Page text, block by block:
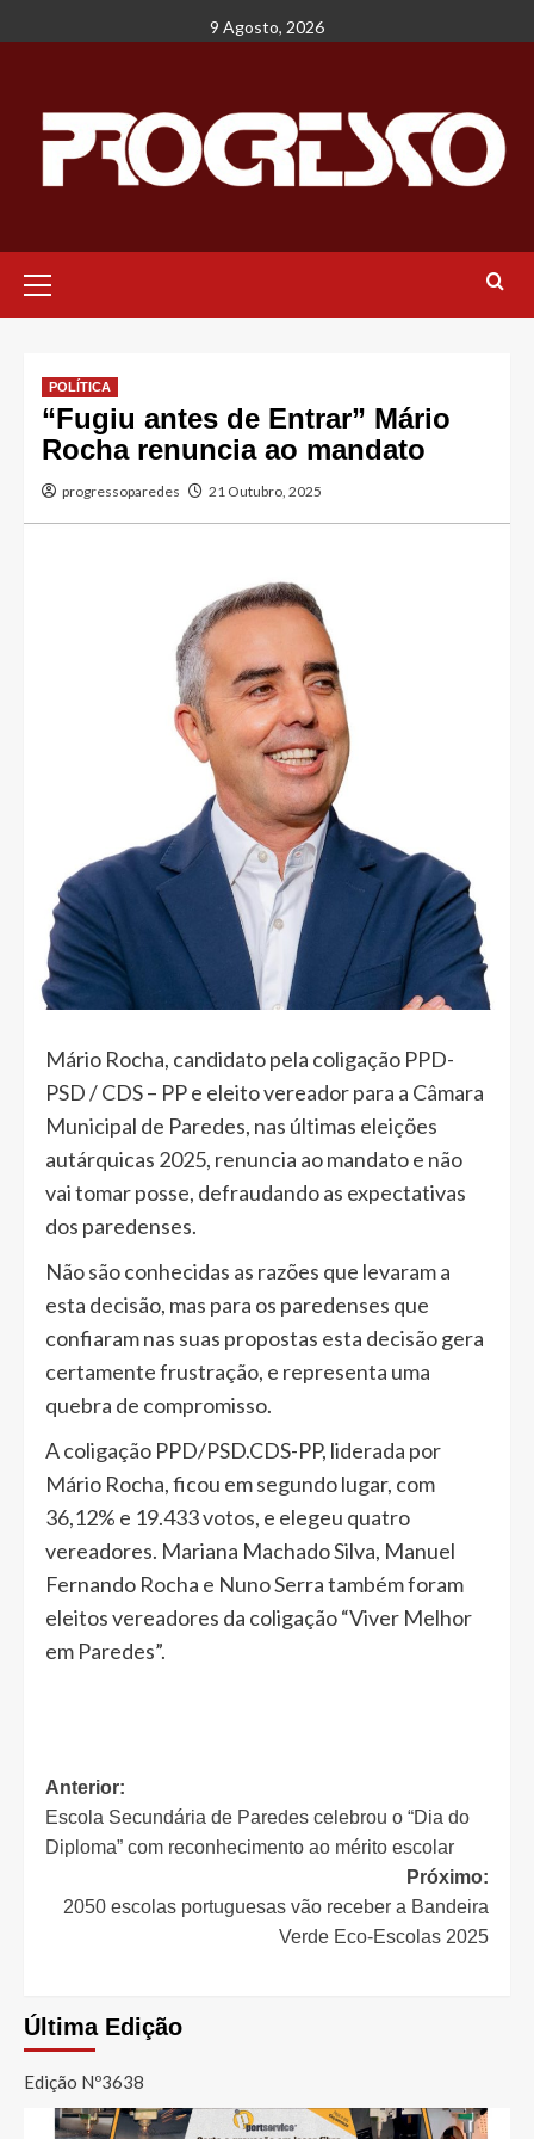
para
9 Agosto, 2026
principal
POLÍTICA
“Fugiu antes de Entrar” Mário
Rocha renuncia ao mandato
progressoparedes 21 Outubro, 2025
Mário Rocha, candidato pela coligação PPD-
PSD / CDS – PP e eleito vereador para a Câmara
Municipal de Paredes, nas últimas eleições
autárquicas 2025, renuncia ao mandato e não
vai tomar posse, defraudando as expectativas
dos paredenses.
Não são conhecidas as razões que levaram a
esta decisão, mas para os paredenses que
confiaram nas suas propostas esta decisão gera
certamente frustração, e representa uma
quebra de compromisso.
A coligação PPD/PSD.CDS-PP, liderada por
Mário Rocha, ficou em segundo lugar, com
36,12% e 19.433 votos, e elegeu quatro
vereadores. Mariana Machado Silva, Manuel
Fernando Rocha e Nuno Serra também foram
eleitos vereadores da coligação “Viver Melhor
em Paredes”.
Navegação
de
artigos
Anterior:
Escola Secundária de Paredes celebrou o “Dia do
Diploma” com reconhecimento ao mérito escolar
Próximo:
2050 escolas portuguesas vão receber a Bandeira
Verde Eco-Escolas 2025
Última Edição
Edição Nº3638